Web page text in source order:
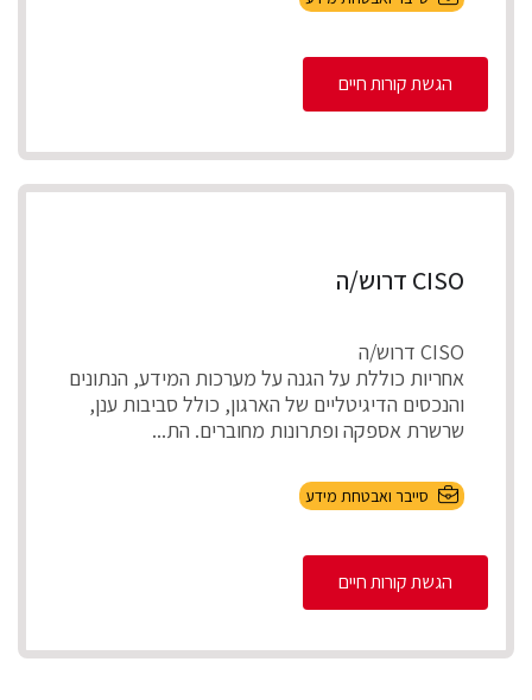
הגשת קורות חיים
CISO דרוש/ה
CISO דרוש/ה
אחריות כוללת על הגנה על מערכות המידע, הנתונים
והנכסים הדיגיטליים של הארגון, כולל סביבות ענן,
שרשרת אספקה ופתרונות מחוברים. הת...
סייבר ואבטחת מידע
הגשת קורות חיים